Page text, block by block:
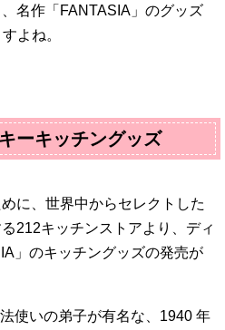
名作「 FANTASIA 」のグッズ
よね。
ーキッチングッズ
に、世界中からセレクトした
212キッチンストアより、ディ
」のキッチングッズの発売が
使いの弟子が有名な、 1940 年